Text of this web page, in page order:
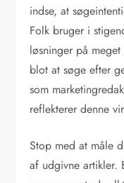
indse, at
Folk bruger i
løsninger på
blot at søge efter
som
reflekterer denne
Stop med at måle
af udgivne artikler.